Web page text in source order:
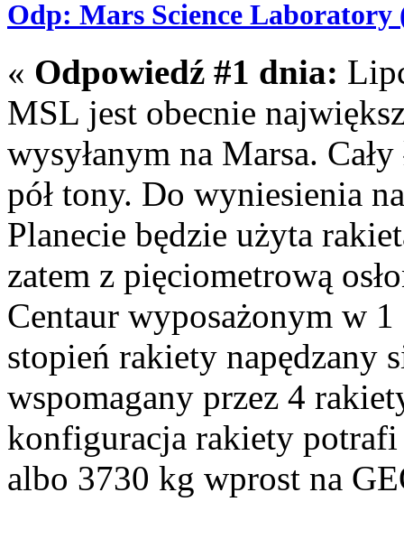
Odp: Mars Science
« Odpowiedź #1 dnia:
MSL jest obecnie
wysyłanym na Marsa.
pół tony. Do wyniesienia
Planecie będzie użyta
zatem z pięciometrową
Centaur wyposażonym w
stopień rakiety napędzany
wspomagany przez 4
konfiguracja rakiety
albo 3730 kg wprost na